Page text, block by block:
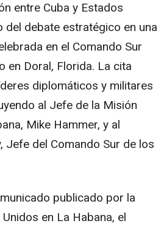
entre Cuba y Estados
del debate estratégico en una
en el Comando Sur
en Doral, Florida. La cita
diplomáticos y militares
al Jefe de la Misión
Mike Hammer, y al
Jefe del Comando Sur de los
publicado por la
en La Habana, el